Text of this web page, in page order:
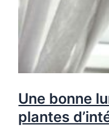
Une bonne
plantes